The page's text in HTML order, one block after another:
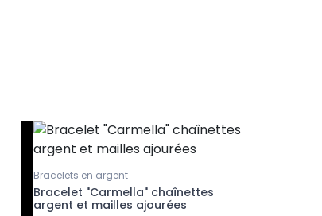
Bracelets en argent
Bracelet "Carmella" chaînettes
argent et mailles ajourées